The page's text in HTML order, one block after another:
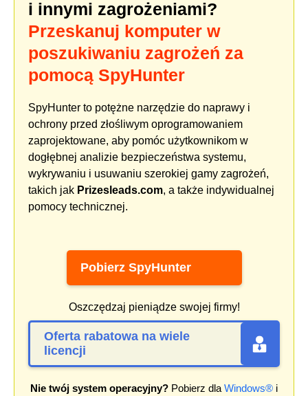
i innymi zagrożeniami?
Przeskanuj komputer w
poszukiwaniu zagrożeń za
pomocą SpyHunter
SpyHunter to potężne narzędzie do naprawy i
ochrony przed złośliwym oprogramowaniem
zaprojektowane, aby pomóc użytkownikom w
dogłębnej analizie bezpieczeństwa systemu,
wykrywaniu i usuwaniu szerokiej gamy zagrożeń,
takich jak Prizesleads.com, a także indywidualnej
pomocy technicznej.
Pobierz SpyHunter
Oszczędzaj pieniądze swojej firmy!
Oferta rabatowa na wiele
licencji
Nie twój system operacyjny? Pobierz dla Windows® i